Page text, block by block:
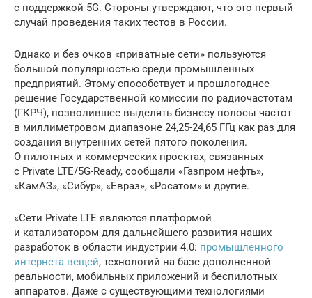
с поддержкой 5G. Стороны утверждают, что это первый
случай проведения таких тестов в России.
Однако и без очков «приватные сети» пользуются
большой популярностью среди промышленных
предприятий. Этому способствует и прошлогоднее
решение Государственной комиссии по радиочастотам
(ГКРЧ), позволившее выделять бизнесу полосы частот
в миллиметровом диапазоне 24,25-24,65 ГГц как раз для
создания внутренних сетей пятого поколения.
О пилотных и коммерческих проектах, связанных
с Private LTE/5G-Ready, сообщали «Газпром нефть»,
«КамАЗ», «Сибур», «Евраз», «Росатом» и другие.
«Сети Private LTE являются платформой
и катализатором для дальнейшего развития наших
разработок в области индустрии 4.0: промышленного
интернета вещей, технологий на базе дополненной
реальности, мобильных приложений и беспилотных
аппаратов. Даже с существующими технологиями